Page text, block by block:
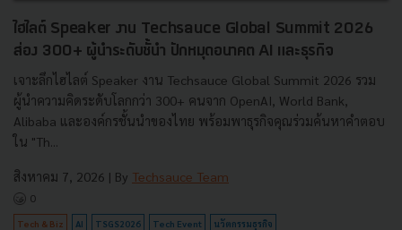
ไฮไลต์ Speaker งาน Techsauce Global Summit 2026
ส่อง 300+ ผู้นำระดับชั้นำ ปักหมุดอนาคต AI และธุรกิจ
เจาะลึกไฮไลต์ Speaker งาน Techsauce Global Summit 2026 รวม
ผู้นำความคิดระดับโลกกว่า 300+ คนจาก OpenAI, World Bank,
Alibaba และองค์กรชั้นนำของไทย พร้อมพาธุรกิจคุณร่วมค้นหาคำตอบ
ใน "Th...
สิงหาคม 7, 2026 | By Techsauce Team
0
Tech & Biz AI TSGS2026 Tech Event นวัตกรรมธุรกิจ